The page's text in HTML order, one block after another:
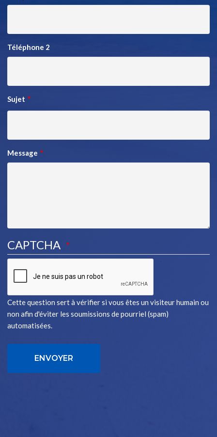
Téléphone 2
Sujet
Message
CAPTCHA
Cette question sert à vérifier si vous êtes un visiteur humain ou
non afin d'éviter les soumissions de pourriel (spam)
automatisées.